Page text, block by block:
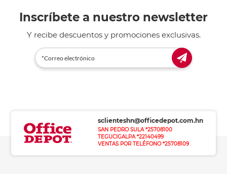
Inscríbete a nuestro newsletter
Y recibe descuentos y promociones exclusivas.
sclienteshn@officedepot.com.hn
SAN PEDRO SULA *25708100
TEGUCIGALPA *22140499
VENTAS POR TELÉFONO *25708109